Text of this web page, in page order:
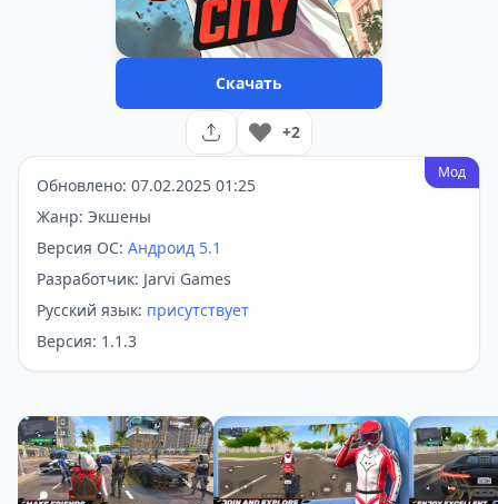
Скачать
+2
Мод
Обновлено: 07.02.2025 01:25
Жанр: Экшены
Версия ОС: Андроид 5.1
Разработчик: Jarvi Games
Русский язык: присутствует
Версия: 1.1.3